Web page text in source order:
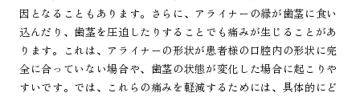
因となることもあります。さらに、アライナーの縁が歯茎に食い
込んだり、歯茎を圧迫したりすることでも痛みが生じることがあ
ります。これは、アライナーの形状が患者様の口腔内の形状に完
全に合っていない場合や、歯茎の状態が変化した場合に起こりや
すいです。では、これらの痛みを軽減するためには、具体的にど